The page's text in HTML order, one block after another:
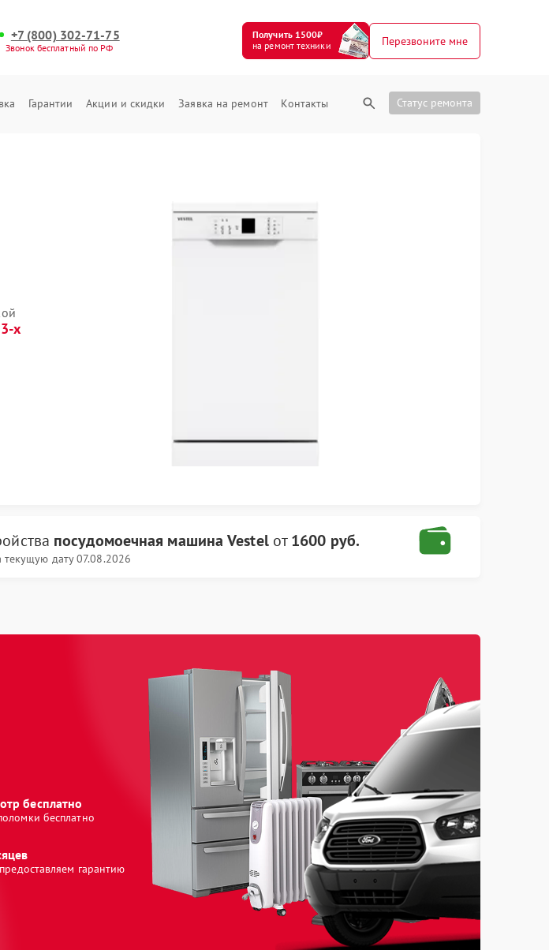
+7 (800) 302-71-75
Звонок бесплатный по РФ
Получить 1500₽
на ремонт техники
Перезвоните мне
Гарантии Акции и скидки Заявка на ремонт Контакты Статус ремонта
х
посудомоечная машина Vestelот1600 руб.
текущую дату 07.08.2026
бесплатно
бесплатно
гарантию